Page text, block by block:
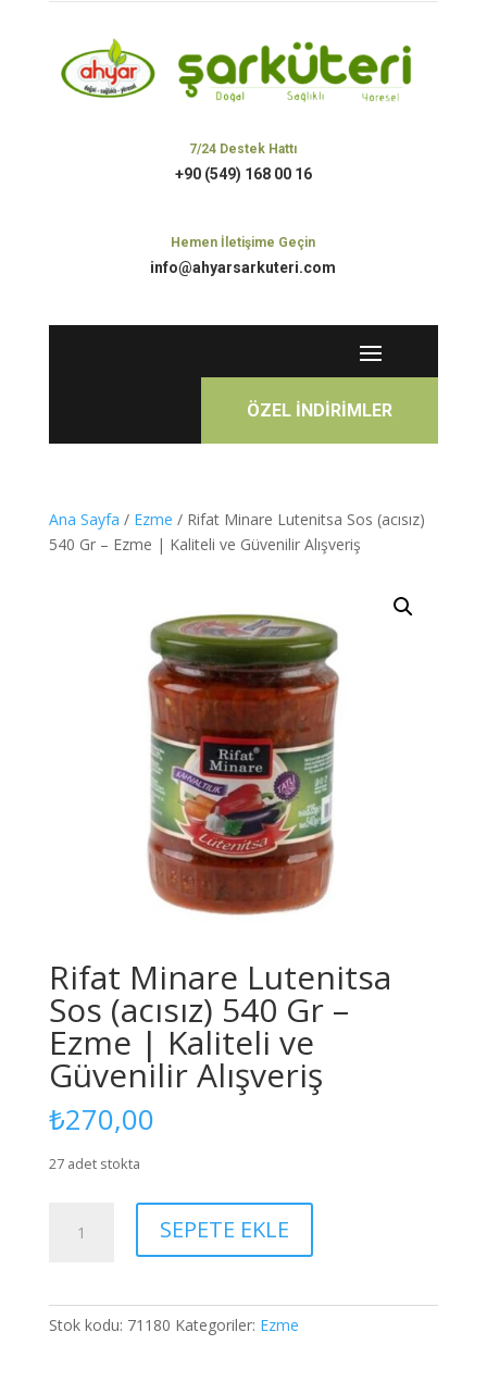
7/24 Destek Hattı
+90 (549) 168 00 16
Hemen İletişime Geçin
info@ahyarsarkuteri.com
ÖZEL İNDİRİMLER
Ana Sayfa / Ezme / Rifat Minare Lutenitsa Sos (acısız)
540 Gr – Ezme | Kaliteli ve Güvenilir Alışveriş
Rifat Minare Lutenitsa
Sos (acısız) 540 Gr –
Ezme | Kaliteli ve
Güvenilir Alışveriş
₺270,00
27 adet stokta
Minare
(acısız)
SEPETE EKLE
Stok kodu: 71180 Kategoriler: Ezme